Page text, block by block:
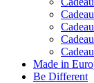
Made in
Be Different